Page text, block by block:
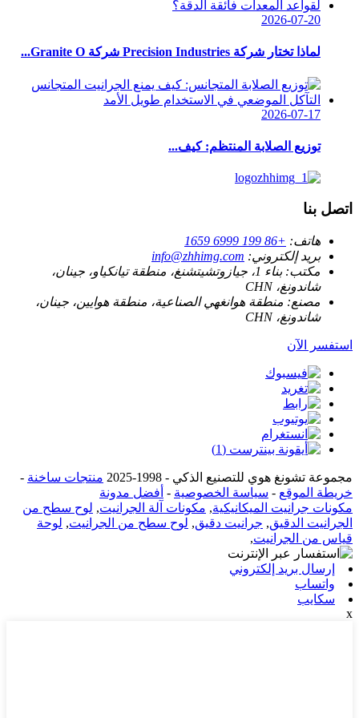
2026-07-20
لماذا تختار شركة Precision Industries شركة Granite O...
2026-07-17
توزيع الصلابة المنتظم: كيف...
اتصل بنا
هاتف: +86 199 6999 1659
بريد إلكتروني: info@zhhimg.com
مكتب:
بناء 1، جيازوتشيتشنغ، منطقة تيانكياو، جينان،
شاندونغ، CHN
مصنع: منطقة هوانغهي الصناعية، منطقة هوايين، جينان،
شاندونغ، CHN
استفسر الآن
مجموعة تشونغ هوي للتصنيع الذكي - 1998-2025 منتجات ساخنة -
خريطة الموقع - سياسة الخصوصية - أفضل مدونة
مكونات جرانيت الميكانيكية, مكونات آلة الجرانيت, لوح سطح من
الجرانيت الدقيق, جرانيت دقيق, لوح سطح من الجرانيت, لوحة
قياس من الجرانيت,
إرسال بريد إلكتروني
واتساب
سكايب
x